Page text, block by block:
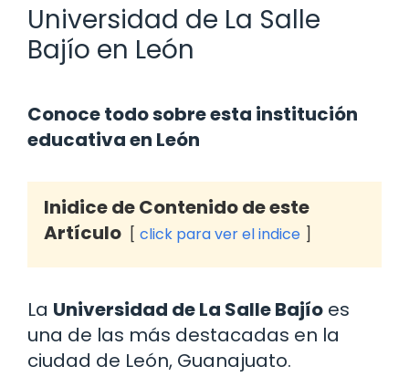
Universidad de La Salle
Bajío en León
Conoce todo sobre esta institución
educativa en León
Inidice de Contenido de este
Artículo
click para ver el indice
La Universidad de La Salle Bajío es
una de las más destacadas en la
ciudad de León, Guanajuato.